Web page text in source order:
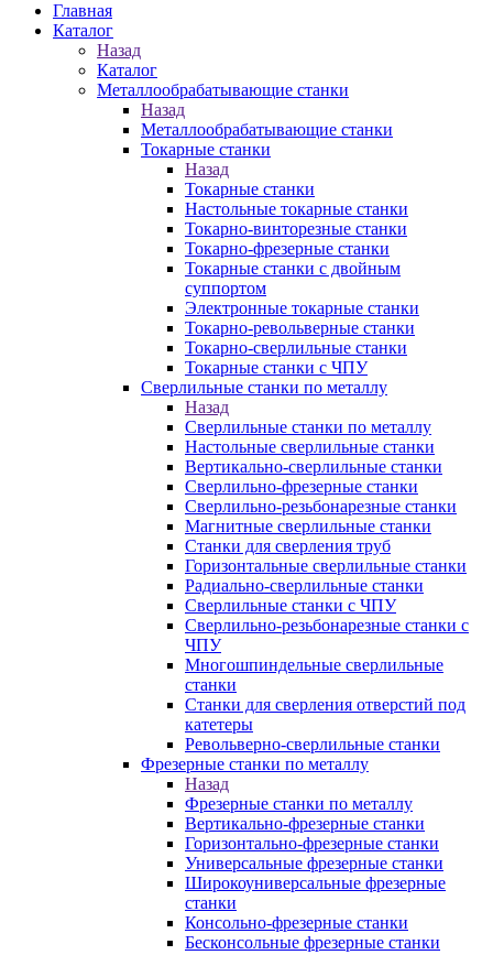
Главная
Каталог
Назад
Каталог
Металлообрабатывающие станки
Назад
Металлообрабатывающие станки
Токарные станки
Назад
Токарные станки
Настольные токарные станки
Токарно-винторезные станки
Токарно-фрезерные станки
Токарные станки с двойным
суппортом
Электронные токарные станки
Токарно-револьверные станки
Токарно-сверлильные станки
Токарные станки с ЧПУ
Сверлильные станки по металлу
Назад
Сверлильные станки по металлу
Настольные сверлильные станки
Вертикально-сверлильные станки
Сверлильно-фрезерные станки
Сверлильно-резьбонарезные станки
Магнитные сверлильные станки
Станки для сверления труб
Горизонтальные сверлильные станки
Радиально-сверлильные станки
Сверлильные станки с ЧПУ
Сверлильно-резьбонарезные станки с
ЧПУ
Многошпиндельные сверлильные
станки
Станки для сверления отверстий под
катетеры
Револьверно-сверлильные станки
Фрезерные станки по металлу
Назад
Фрезерные станки по металлу
Вертикально-фрезерные станки
Горизонтально-фрезерные станки
Универсальные фрезерные станки
Широкоуниверсальные фрезерные
станки
Консольно-фрезерные станки
Бесконсольные фрезерные станки